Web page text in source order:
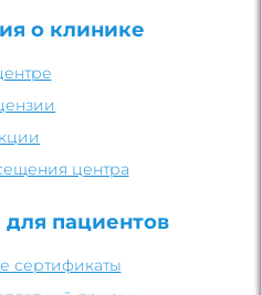
о клинике
центра
пациентов
сертификаты